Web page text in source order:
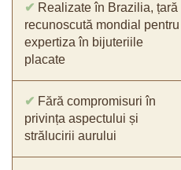
✔ Realizate în Brazilia, țară
recunoscută mondial pentru
expertiza în bijuteriile
placate
✔ Fără compromisuri în
privința aspectului și
strălucirii aurului